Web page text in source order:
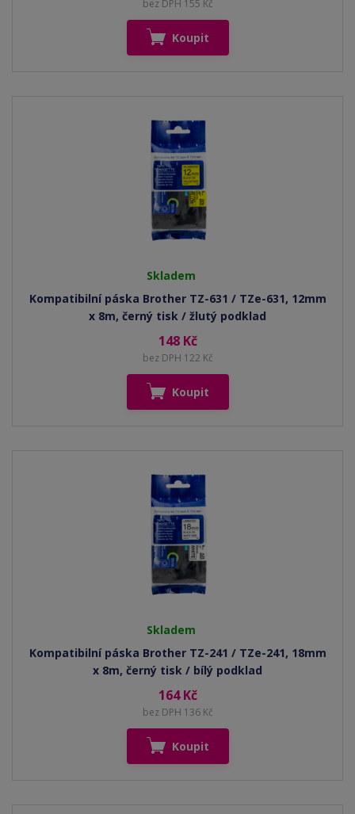
bez DPH 155 Kč
Koupit
Skladem
Kompatibilní páska Brother TZ-631 / TZe-631, 12mm
x 8m, černý tisk / žlutý podklad
148 Kč
bez DPH 122 Kč
Koupit
Skladem
Kompatibilní páska Brother TZ-241 / TZe-241, 18mm
x 8m, černý tisk / bílý podklad
164 Kč
bez DPH 136 Kč
Koupit